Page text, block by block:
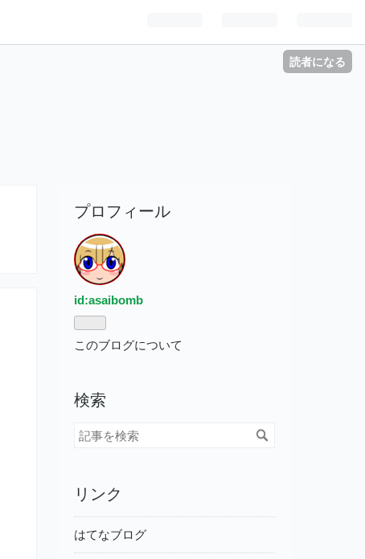
読者になる
プロフィール
id:asaibomb
このブログについて
検索
リンク
はてなブログ